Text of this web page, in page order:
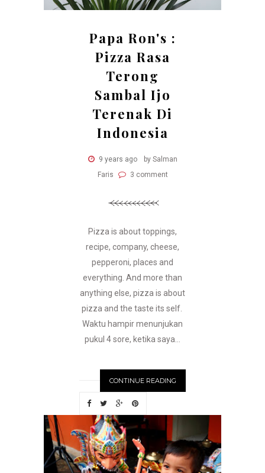
Papa Ron's :
Pizza Rasa
Terong
Sambal Ijo
Terenak Di
Indonesia
9 years ago
by Salman
Faris
3 comment
Pizza is about toppings,
recipe, company, cheese,
pepperoni, places and
everything. And more than
anything else, pizza is about
pizza and the taste its self.
Waktu hampir menunjukan
pukul 4 sore, ketika saya...
CONTINUE READING